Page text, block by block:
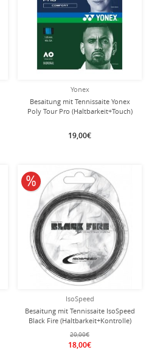
Yonex
Besaitung mit Tennissaite Yonex
Poly Tour Pro (Haltbarkeit+Touch)
19,00€
IsoSpeed
Besaitung mit Tennissaite IsoSpeed
Black Fire (Haltbarkeit+Kontrolle)
schwarz
20,00€
18,00€
10% reduziert